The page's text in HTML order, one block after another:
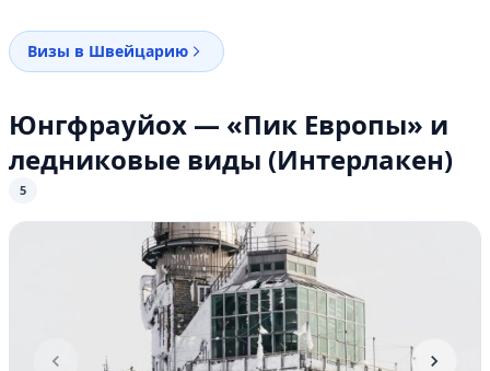
Визы в Швейцарию
Юнгфрауйох — «Пик Европы» и
ледниковые виды (Интерлакен)
5